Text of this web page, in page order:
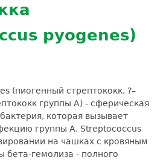
pyogenes)
(пиогенный стрептококк, ?–
группы А) - сферическая
которая вызывает
группы А. Streptococcus
на чашках с кровяным
бета-гемолиза - полного